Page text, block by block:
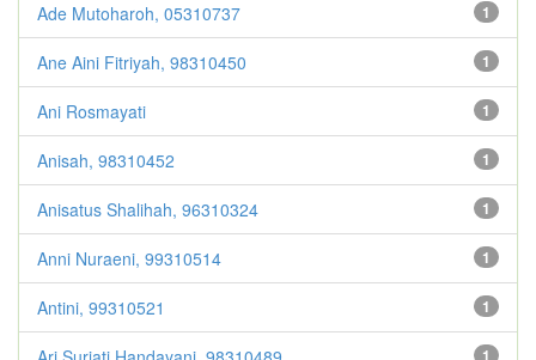
1
Ade Mutoharoh, 05310737
1
Ane Aini Fitriyah, 98310450
1
Ani Rosmayati
1
Anisah, 98310452
1
Anisatus Shalihah, 96310324
1
Anni Nuraeni, 99310514
1
Antini, 99310521
1